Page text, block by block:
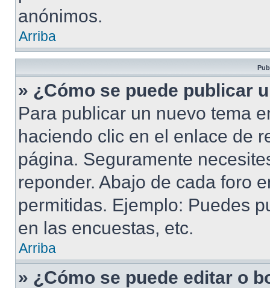
anónimos.
Arriba
» ¿Cómo se puede publicar
Para publicar un nuevo tema
haciendo clic en el enlace de
página. Seguramente
reponder. Abajo de cada foro
permitidas. Ejemplo: Puedes
en las encuestas, etc.
Arriba
» ¿Cómo se puede editar o